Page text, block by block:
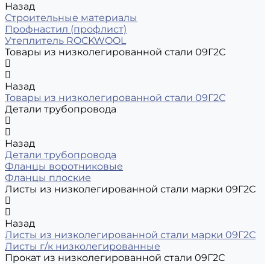
Назад
Строительные материалы
Профнастил (профлист)
Утеплитель ROCKWOOL
Товары из низколегированной стали 09Г2С
Назад
Товары из низколегированной стали 09Г2С
Детали трубопровода
Назад
Детали трубопровода
Фланцы воротниковые
Фланцы плоские
Листы из низколегированной стали марки 09Г2С
Назад
Листы из низколегированной стали марки 09Г2С
Листы г/к низколегированные
Прокат из низколегированной стали 09Г2С